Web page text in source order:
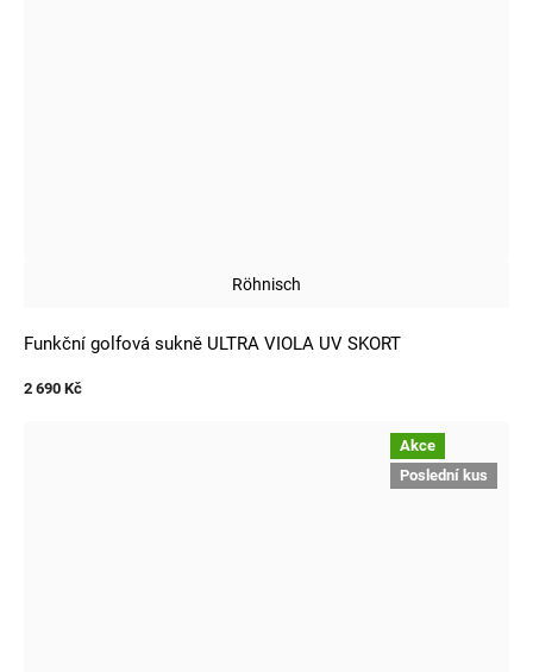
Röhnisch
Funkční golfová sukně ULTRA VIOLA UV SKORT
2 690 Kč
Akce
Poslední kus